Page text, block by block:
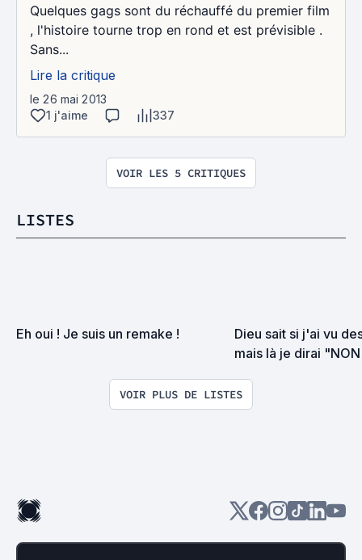
Quelques gags sont du réchauffé du premier film
, l'histoire tourne trop en rond et est prévisible .
Sans...
Lire la critique
le 26 mai 2013
1 j'aime
337
VOIR LES 5 CRITIQUES
LISTES
Eh oui ! Je suis un remake !
Dieu sait si j'ai vu
mais là je dirai
VOIR PLUS DE LISTES